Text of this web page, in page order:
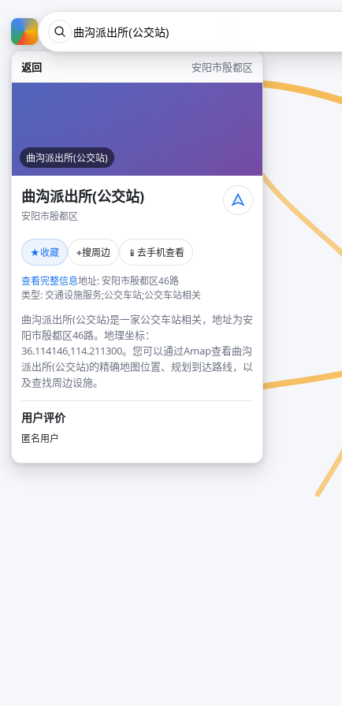
返回 安阳市殷都区
曲沟派出所(公交站)
曲沟派出所(公交站)
安阳市殷都区
★收藏 ⌖搜周边 📱 去手机查看
查看完整信息地址: 安阳市殷都区46路
类型: 交通设施服务;公交车站;公交车站相关
曲沟派出所(公交站)是一家公交车站相关，地址为安
阳市殷都区46路。地理坐标：
36.114146,114.211300。您可以通过Amap查看曲沟
派出所(公交站)的精确地图位置、规划到达路线，以
及查找周边设施。
用户评价
匿名用户